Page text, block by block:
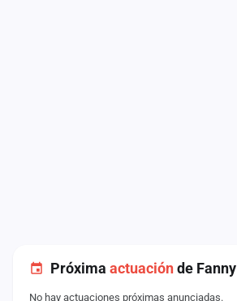
Próxima actuaciónde Fanny
No hay actuaciones próximas anunciadas.